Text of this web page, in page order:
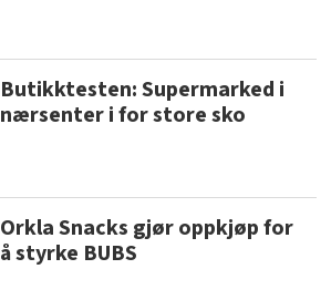
Butikktesten: Supermarked i
nærsenter i for store sko
Orkla Snacks gjør oppkjøp for
å styrke BUBS